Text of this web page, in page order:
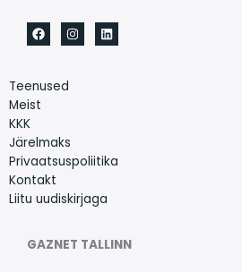
Teenused
Meist
KKK
Järelmaks
Privaatsuspoliitika
Kontakt
Liitu uudiskirjaga
GAZNET TALLINN